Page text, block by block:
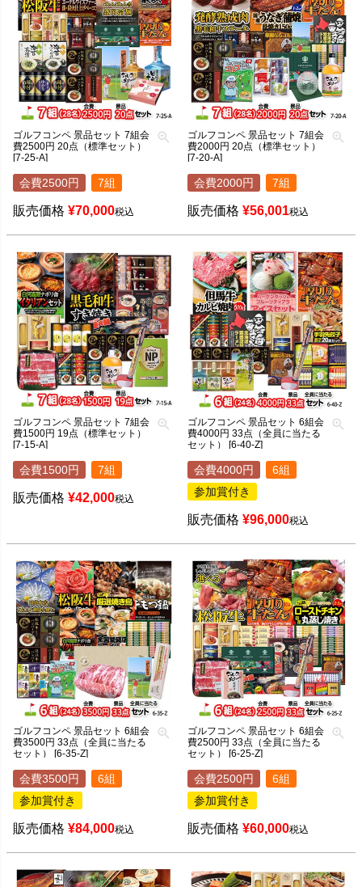
ゴルフコンペ 景品セット 7組会
費2500円 20点（標準セット）
[7-25-A]
会費2500円 7組
販売価格 ¥70,000税込
ゴルフコンペ 景品セット 7組会
費2000円 20点（標準セット）
[7-20-A]
会費2000円 7組
販売価格 ¥56,001税込
ゴルフコンペ 景品セット 7組会
費1500円 19点（標準セット）
[7-15-A]
会費1500円 7組
販売価格 ¥42,000税込
ゴルフコンペ 景品セット 6組会
費4000円 33点（全員に当たる
セット） [6-40-Z]
会費4000円
6組
参加賞付き
販売価格 ¥96,000税込
ゴルフコンペ 景品セット 6組会
費3500円 33点（全員に当たる
セット） [6-35-Z]
会費3500円
6組
参加賞付き
販売価格 ¥84,000税込
ゴルフコンペ 景品セット 6組会
費2500円 33点（全員に当たる
セット） [6-25-Z]
会費2500円
6組
参加賞付き
販売価格 ¥60,000税込